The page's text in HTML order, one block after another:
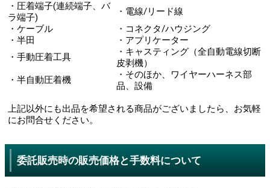
・圧着端子(連続端子、バ
ラ端子)
・電線/リード線
・ケーブル
・コネクタ/ハウジング
・半田
・アプリケーター
・手動圧着工具
・キャスティング（全自動電線切断
皮剥機）
・半自動圧着機
・そのほか、ワイヤーハーネス部
品、設備
上記以外にも出品を希望される商品がございましたら、お気軽
にお問合せください。
委託販売時の販売価格と手数料について